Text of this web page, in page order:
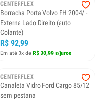
CENTERFLEX
Borracha Porta Volvo FH 2004/ -
Externa Lado Direito (auto
Colante)
R$ 92,99
Em até 3x de R$ 30,99 s/juros
CENTERFLEX
Canaleta Vidro Ford Cargo 85/12
sem pestana